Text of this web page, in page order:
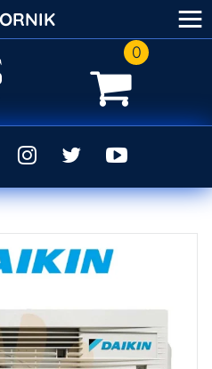
0
≡